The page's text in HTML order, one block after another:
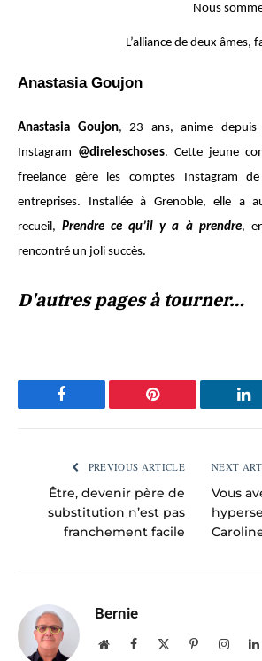
Nous
L’alliance de deux âmes,
Anastasia Goujon
Anastasia Goujon, 23 ans, anime
Instagram @direleschoses. Cette jeune
freelance gère les comptes Instagram
entreprises. Installée à Grenoble, elle a
recueil,Prendre ce qu’il y a à prendre,
rencontré un joli succès.
D'autres pages à tourner…
Facebook Pinterest
PREVIOUS ARTICLE
Être, devenir père de
substitution n’est pas
franchement facile
NEXT
Vous
Bernie
WebsiteFacebook Pinterest